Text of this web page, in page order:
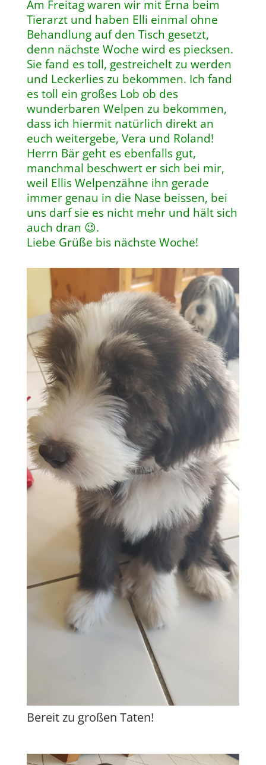
Am Freitag waren wir mit Erna beim
Tierarzt und haben Elli einmal ohne
Behandlung auf den Tisch gesetzt,
denn nächste Woche wird es piecksen.
Sie fand es toll, gestreichelt zu werden
und Leckerlies zu bekommen. Ich fand
es toll ein großes Lob ob des
wunderbaren Welpen zu bekommen,
dass ich hiermit natürlich direkt an
euch weitergebe, Vera und Roland!
Herrn Bär geht es ebenfalls gut,
manchmal beschwert er sich bei mir,
weil Ellis Welpenzähne ihn gerade
immer genau in die Nase beissen, bei
uns darf sie es nicht mehr und hält sich
auch dran 😉.
Liebe Grüße bis nächste Woche!
Bereit zu großen Taten!